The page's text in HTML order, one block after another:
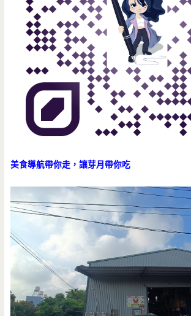
美食導航帶你走，讓芽月帶你吃